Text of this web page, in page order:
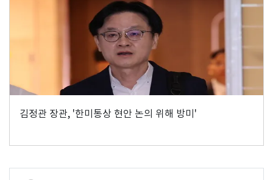
김정관 장관, '한미통상 현안 논의 위해 방미'